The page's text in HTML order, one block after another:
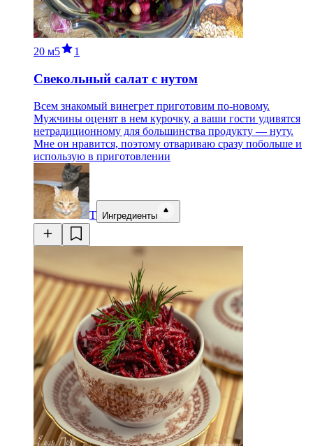
20 м5 1
Свекольный салат с нутом
Всем знакомый винегрет приготовим по-новому.
Мужчины оценят в нем курочку, а ваши гости удивятся
нетрадиционному для большинства продукту — нуту.
Мне он нравится, поэтому отвариваю сразу побольше и
использую в приготовлении
Т Ингредиенты